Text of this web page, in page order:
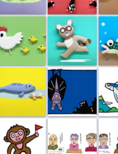
タヌキ
眠い眠いコウ... トビ
困りましたね おた